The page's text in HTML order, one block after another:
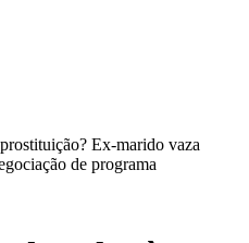
Ex-marido vaza
de programa